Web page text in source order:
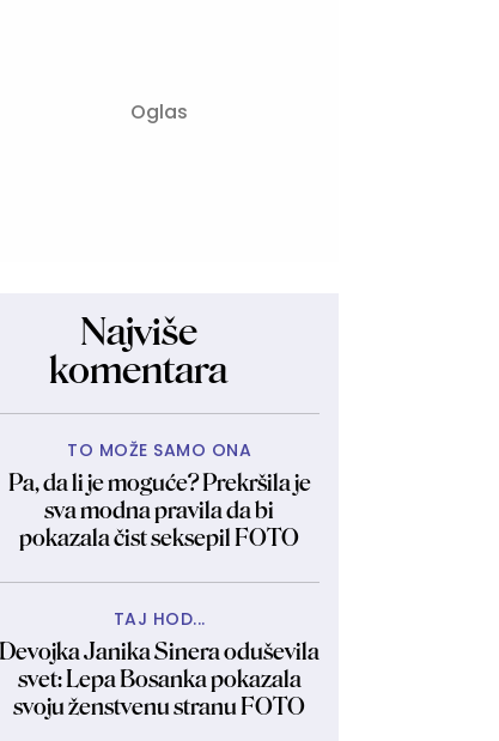
Najviše
komentara
TO MOŽE SAMO ONA
Pa, da li je moguće? Prekršila je
sva modna pravila da bi
pokazala čist seksepil FOTO
TAJ HOD...
Devojka Janika Sinera oduševila
svet: Lepa Bosanka pokazala
svoju ženstvenu stranu FOTO